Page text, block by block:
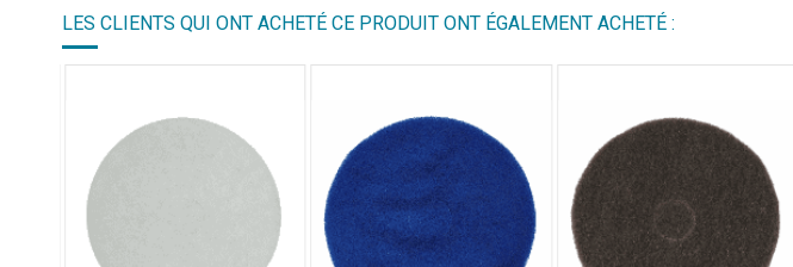
LES CLIENTS QUI ONT ACHETÉ CE PRODUIT ONT ÉGALEMENT ACHETÉ :